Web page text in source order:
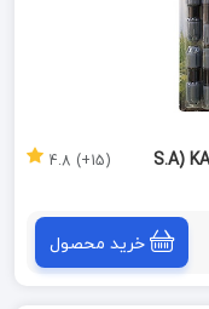
(15+) 4.8
خرید محصول